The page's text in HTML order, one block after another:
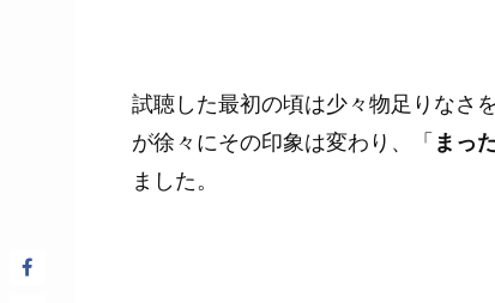
試聴した最初の頃は少々物足りなさ
が徐々にその印象は変わり、「 まっ
ました。